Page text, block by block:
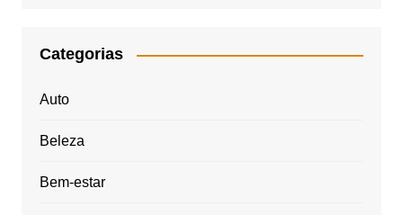
Categorias
Auto
Beleza
Bem-estar